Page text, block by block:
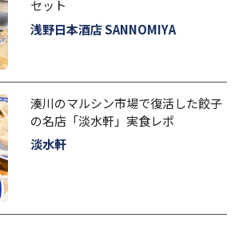
セット
浅野日本酒店 SANNOMIYA
湊川のマルシン市場で復活した餃子
の名店「淡水軒」実食レポ
淡水軒